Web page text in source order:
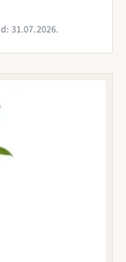
31.07.2026.